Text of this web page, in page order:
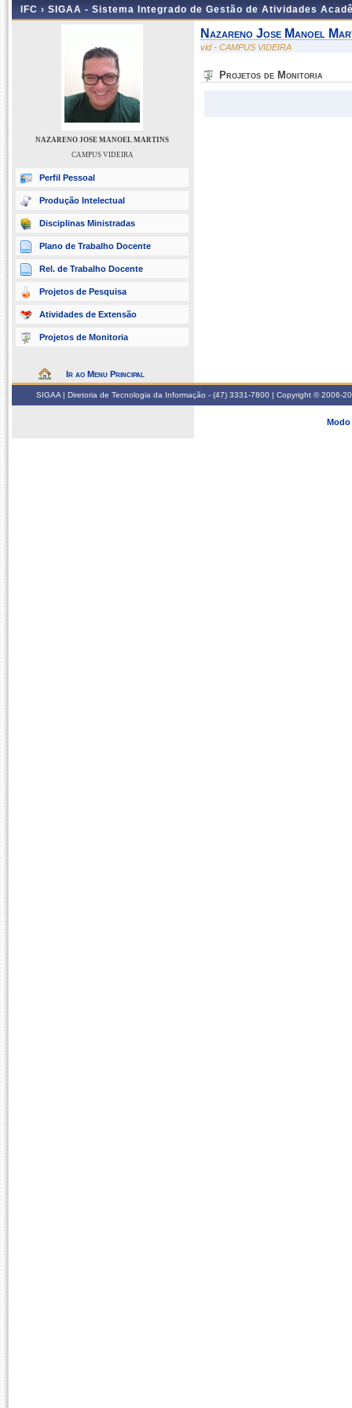
IFC › SIGAA - Sistema Integrado de Gestão de Atividades
NAZARENO JOSE MANOEL MARTINS
CAMPUS VIDEIRA
Perfil Pessoal
Produção Intelectual
Disciplinas Ministradas
Plano de Trabalho Docente
Rel. de Trabalho Docente
Projetos de Pesquisa
Atividades de Extensão
Projetos de Monitoria
Ir ao Menu Principal
Nazareno Jose Manoel
vid - CAMPUS VIDEIRA
Projetos de Monitoria
SIGAA | Diretoria de Tecnologia da Informação - (47) 3331-7800 | Copyright © 2006-
Modo